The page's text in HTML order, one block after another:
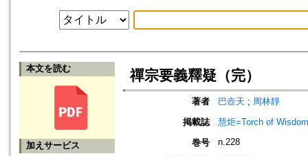
本文を読む
加えサービス
禪宗要義釋疑（完）
著者 巴壺天 ; 周林靜
掲載誌
慧炬=Torch of
巻号
n.228